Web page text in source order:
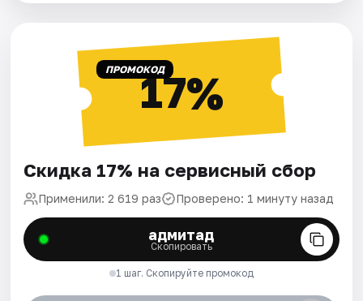
ПРОМОКОД17%
Скидка 17% на сервисный сбор
Применили: 2 619 раз Проверено: 1 минуту назад
адмитад
Скопировать
1 шаг. Скопируйте промокод